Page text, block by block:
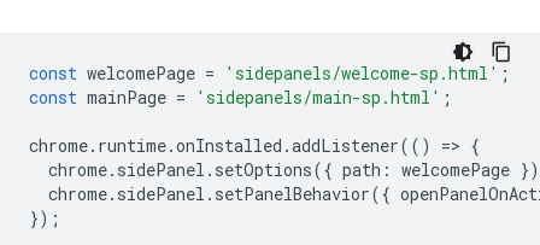
const welcomePage = 'sidepanels/welcome-sp.html' ;
const mainPage = 'sidepanels/main-sp.html' ;
chrome. runtime.onInstalled .addListener(() => {
chrome. sidePanel . setOptions({ path : welcomePage
chrome. sidePanel . setPanelBehavior({
});